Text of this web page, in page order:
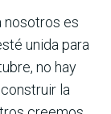
nosotros es
unida para
no hay
la